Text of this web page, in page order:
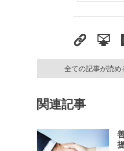
全ての記事が読め
関連記事